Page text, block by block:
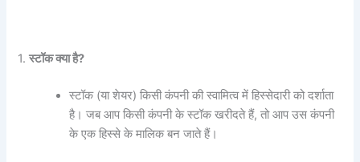
1.स्टॉक क्या है?
स्टॉक (या शेयर) किसी कंपनी की स्वामित्व में हिस्सेदारी को दर्शाता
है। जब आप किसी कंपनी के स्टॉक खरीदते हैं, तो आप उस कंपनी
के एक हिस्से के मालिक बन जाते हैं।